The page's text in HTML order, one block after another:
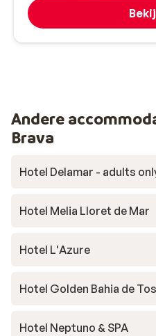
Andere
Brava
Hotel Delamar - adults
Hotel Melia Lloret de Mar
Hotel L'Azure
Hotel Golden Bahia de
Hotel Neptuno & SPA